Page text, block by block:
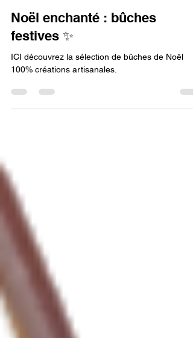
27 nov. 2024
1 min de lecture
Noël enchanté : bûches
festives ✨
100% créations artisanales.